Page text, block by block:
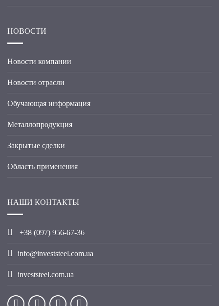
НОВОСТИ
Новости компании
Новости отрасли
Обучающая информация
Металлопродукция
Закрытые сделки
Область применения
НАШИ КОНТАКТЫ
+38 (097) 956-67-36
info@investsteel.com.ua
investsteel.com.ua